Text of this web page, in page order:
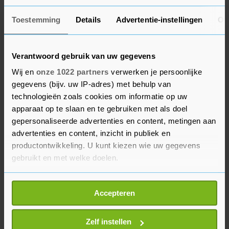
Toestemming Details Advertentie-instellingen
Verantwoord gebruik van uw gegevens
Wij en onze 1022 partners verwerken je persoonlijke
gegevens (bijv. uw IP-adres) met behulp van
technologieën zoals cookies om informatie op uw
apparaat op te slaan en te gebruiken met als doel
gepersonaliseerde advertenties en content, metingen aan
advertenties en content, inzicht in publiek en
productontwikkeling. U kunt kiezen wie uw gegevens
gebruikt en met welke doelen.
Als u het toestaat, willen we ook graag:
Informatie verzamelen over uw geografische
locatie, die tot een paar meter nauwkeurig kan zijn
Uw apparaat identificeren door het actief te
Accepteren
Zelf instellen
criminele organisatie van Ridouan Taghi speelt
het gebruik van de kroongetuige ook een
van de kroongetuige, zijn advocaat en zijn
vertrouwenspersoon vermoord.
De OVV concludeerde dat de beveiliging van
naasten van kroongetuigen niet goed was
geregeld. Het leidde ertoe dat het OM daarna
meerdere keren afzag van kroongetuigendeals.
"Het gebruik van de kroongetuige ligt gevoelig",
zei de officier donderdag. Aan de veiligheid is
hard gewerkt, zei ze. "Wij zien de inzet van
kroongetuigen als onmisbaar en noodzakelijk in
het opsporen van criminelen."